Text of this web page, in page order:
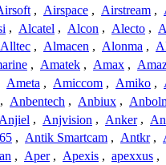
, Airspace , Airstream ,
, Alcatel , Alcon , Alecto ,
Alltec , Almacen , Alonma ,
, Amatek , Amax ,
Ameta , Amiccom , Amiko ,
, Anbentech , Anbiux ,
Anjiel , Anjvision , Anker ,
, Antik Smartcam , Antkr ,
, Aper , Apexis , apexxus ,